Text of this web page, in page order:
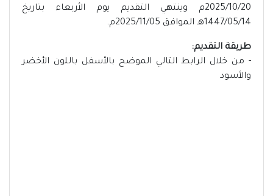
2025/10/20م وينتهي التقديم يوم الأربعاء بتاريخ
1447/05/14هـ الموافق 2025/11/05م.
طريقة التقديم:
- من خلال الرابط التالي الموضح بالأسفل باللون الأخضر
والأسود